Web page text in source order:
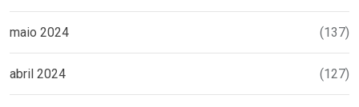
maio 2024 (137)
abril 2024 (127)